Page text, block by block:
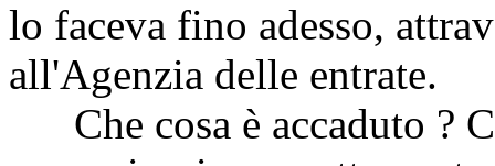
lo faceva fino adesso,
all'Agenzia delle entrate.
Che cosa è accaduto ?